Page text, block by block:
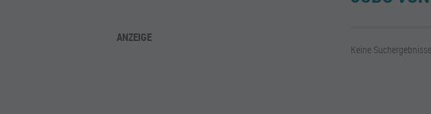
ANZEIGE
Keine